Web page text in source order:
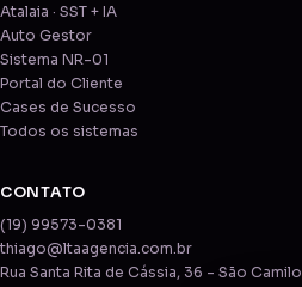
Atalaia · SST + IA
Auto Gestor
Sistema NR-01
Portal do Cliente
Cases de Sucesso
Todos os sistemas
CONTATO
(19) 99573-0381
thiago@ltaagencia.com.br
Rua Santa Rita de Cássia, 36 - São Camilo